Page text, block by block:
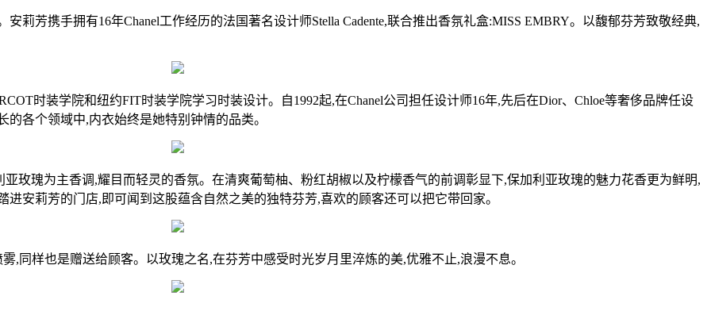
芳携手拥有16年Chanel工作经历的法国著名设计师Stella Cadente,联合推出香氛礼盒:MISS EMBRY。以馥郁芬芳致敬经典,
时装学院和纽约FIT时装学院学习时装设计。自1992起,在Chanel公司担任设计师16年,先后在Dior、Chloe等奢侈品牌任设
各个领域中,内衣始终是她特别钟情的品类。
瑰为主香调,耀目而轻灵的香氛。在清爽葡萄柚、粉红胡椒以及柠檬香气的前调彰显下,保加利亚玫瑰的魅力花香更为鲜明,
安莉芳的门店,即可闻到这股蕴含自然之美的独特芬芳,喜欢的顾客还可以把它带回家。
样也是赠送给顾客。以玫瑰之名,在芬芳中感受时光岁月里淬炼的美,优雅不止,浪漫不息。